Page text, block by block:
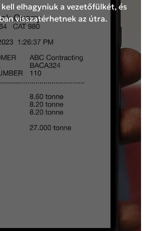
elhagyniuk a vezetőfülkét, és
visszatérhetnek az útra.